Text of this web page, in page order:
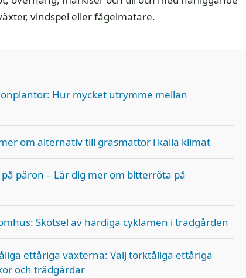
vindspel eller fågelmatare.
Hur mycket utrymme mellan
om alternativ till gräsmattor i kalla klimat
päron – Lär dig mer om bitterröta på
Skötsel av härdiga cyklamen i trädgården
ettåriga växterna: Välj torktåliga ettåriga
och trädgårdar